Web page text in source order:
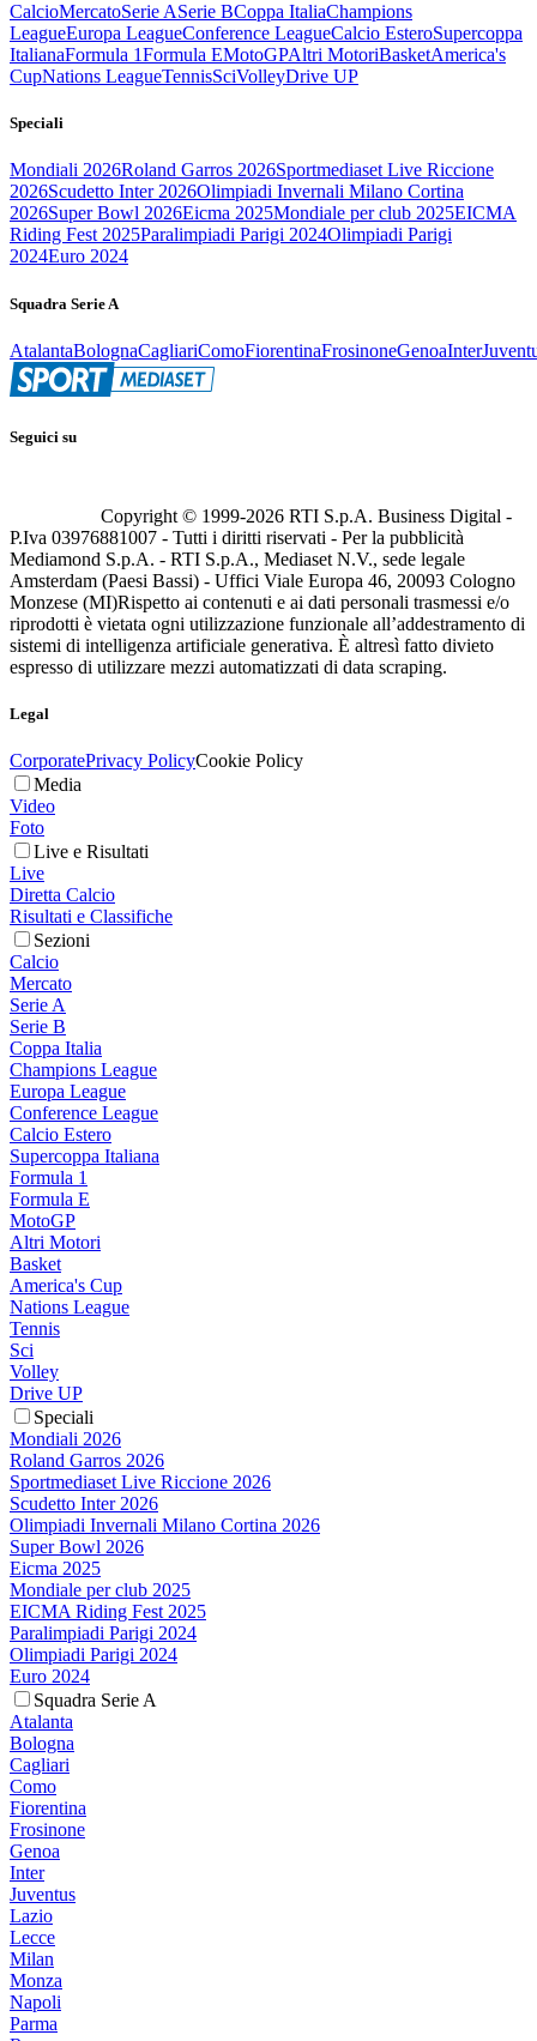
CalcioMercatoSerie ASerie BCoppa ItaliaChampions
LeagueEuropa LeagueConference LeagueCalcio EsteroSupercoppa
ItalianaFormula 1Formula EMotoGPAltri MotoriBasketAmerica's
CupNations LeagueTennisSciVolleyDrive UP
Speciali
Mondiali 2026Roland Garros 2026Sportmediaset Live Riccione
2026Scudetto Inter 2026Olimpiadi Invernali Milano Cortina
2026Super Bowl 2026Eicma 2025Mondiale per club 2025EICMA
Riding Fest 2025Paralimpiadi Parigi 2024Olimpiadi Parigi
2024Euro 2024
Squadra Serie A
AtalantaBolognaCagliariComoFiorentinaFrosinoneGenoaInter
Seguici su
Copyright © 1999-2026 RTI S.p.A. Business Digital -
P.Iva 03976881007 - Tutti i diritti riservati - Per la pubblicità
Mediamond S.p.A. - RTI S.p.A., Mediaset N.V., sede legale
Amsterdam (Paesi Bassi) - Uffici Viale Europa 46, 20093 Cologno
Monzese (MI)Rispetto ai contenuti e ai dati personali trasmessi e/o
riprodotti è vietata ogni utilizzazione funzionale all’addestramento di
sistemi di intelligenza artificiale generativa. È altresì fatto divieto
espresso di utilizzare mezzi automatizzati di data scraping.
Legal
CorporatePrivacy PolicyCookie Policy
Media
Video
Foto
Live e Risultati
Live
Diretta Calcio
Risultati e Classifiche
Sezioni
Calcio
Mercato
Serie A
Serie B
Coppa Italia
Champions League
Europa League
Conference League
Calcio Estero
Supercoppa Italiana
Formula 1
Formula E
MotoGP
Altri Motori
Basket
America's Cup
Nations League
Tennis
Sci
Volley
Drive UP
Speciali
Mondiali 2026
Roland Garros 2026
Sportmediaset Live Riccione 2026
Scudetto Inter 2026
Olimpiadi Invernali Milano Cortina 2026
Super Bowl 2026
Eicma 2025
Mondiale per club 2025
EICMA Riding Fest 2025
Paralimpiadi Parigi 2024
Olimpiadi Parigi 2024
Euro 2024
Squadra Serie A
Atalanta
Bologna
Cagliari
Como
Fiorentina
Frosinone
Genoa
Inter
Juventus
Lazio
Lecce
Milan
Monza
Napoli
Parma